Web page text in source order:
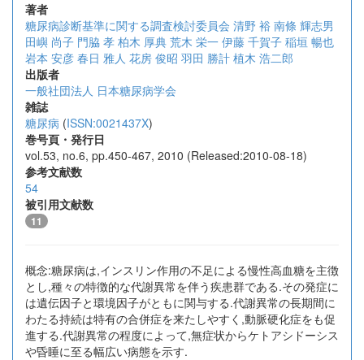
著者
糖尿病診断基準に関する調査検討委員会 清野 裕 南條 輝志男
田嶼 尚子 門脇 孝 柏木 厚典 荒木 栄一 伊藤 千賀子 稲垣 暢也
岩本 安彦 春日 雅人 花房 俊昭 羽田 勝計 植木 浩二郎
出版者
一般社団法人 日本糖尿病学会
雑誌
糖尿病 (ISSN:0021437X)
巻号頁・発行日
vol.53, no.6, pp.450-467, 2010 (Released:2010-08-18)
参考文献数
54
被引用文献数
11
概念:糖尿病は,インスリン作用の不足による慢性高血糖を主徴
とし,種々の特徴的な代謝異常を伴う疾患群である.その発症に
は遺伝因子と環境因子がともに関与する.代謝異常の長期間に
わたる持続は特有の合併症を来たしやすく,動脈硬化症をも促
進する.代謝異常の程度によって,無症状からケトアシドーシス
や昏睡に至る幅広い病態を示す.